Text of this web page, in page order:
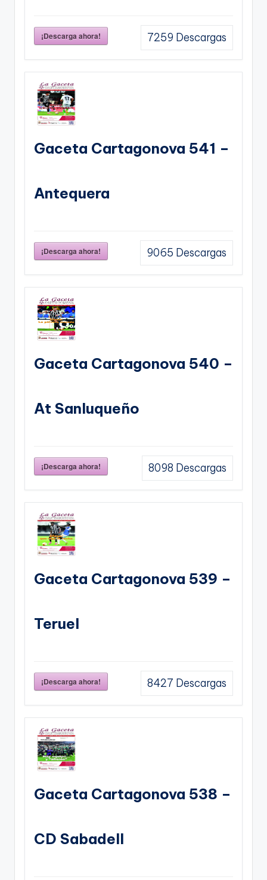
¡Descarga ahora! 7259 Descargas
Gaceta Cartagonova 541 –
Antequera
¡Descarga ahora! 9065 Descargas
Gaceta Cartagonova 540 –
At Sanluqueño
¡Descarga ahora! 8098 Descargas
Gaceta Cartagonova 539 –
Teruel
¡Descarga ahora! 8427 Descargas
Gaceta Cartagonova 538 –
CD Sabadell